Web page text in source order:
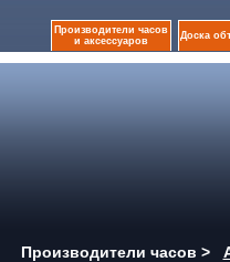
Производители часов
и аксессуаров
Доска
Производители часов >